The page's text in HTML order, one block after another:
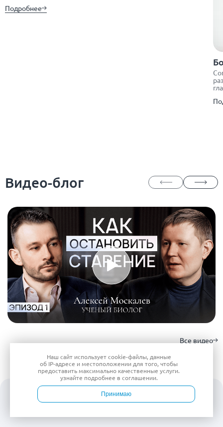
Подробнее
Видео-блог
Все видео
Наш сайт используетcookie-файлы, данные
об IP-адресе и местоположении для того, чтобы
предоставить максимально качественные услуги.
узнайте подробнее в соглашении.
Принимаю